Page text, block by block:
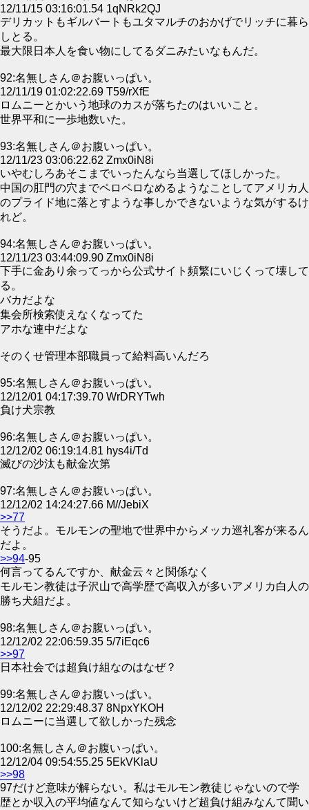
12/11/15 03:16:01.54 1qNRk2QJ
デリカットもギルバートもユタマルチのおかげでリッチに暮ら
しとる。
最大限日本人を食い物にしてるダニみたいなもんだ。
92:名無しさん＠お腹いっぱい。
12/11/19 01:02:22.69 T59/rXfE
ロムニーとかいう地球のカスが落ちたのはいいこと。
世界平和に一歩地数いた。
93:名無しさん＠お腹いっぱい。
12/11/23 03:06:22.62 Zmx0iN8i
いやむしろあそこまでいったんなら当選してほしかった。
中国の肛門の穴までペロペロなめるようなことしてアメリカ人
のプライド地に落とすような事しかできないような気がするけ
れど。
94:名無しさん＠お腹いっぱい。
12/11/23 03:44:09.90 Zmx0iN8i
下手に金あり余ってっから公式サイト頻繁にいじくって壊して
る。
バカだよな
集会所検索使えなくなってた
アホな連中だよな
そのくせ管理本部職員って給料高いんだろ
95:名無しさん＠お腹いっぱい。
12/12/01 04:17:39.70 WrDRYTwh
負け犬宗教
96:名無しさん＠お腹いっぱい。
12/12/02 06:19:14.81 hys4i/Td
滅びの沙汰も献金次第
97:名無しさん＠お腹いっぱい。
12/12/02 14:24:27.66 M//JebiX
>>77
そうだよ。モルモンの聖地で世界中からメッカ巡礼客が来るん
だよ。
>>94-95
何言ってるんですか、献金云々と関係なく
モルモン教徒は子沢山で高学歴で高収入が多いアメリカ白人の
勝ち犬組だよ。
98:名無しさん＠お腹いっぱい。
12/12/02 22:06:59.35 5/7iEqc6
>>97
日本社会では超負け組なのはなぜ？
99:名無しさん＠お腹いっぱい。
12/12/02 22:29:48.37 8NpxYKOH
ロムニーに当選して欲しかった残念
100:名無しさん＠お腹いっぱい。
12/12/04 09:54:55.25 5EkVKlaU
>>98
97だけど意味が解らない。私はモルモン教徒じゃないので学
歴とか収入の平均値なんて知らないけど超負け組みなんて聞い